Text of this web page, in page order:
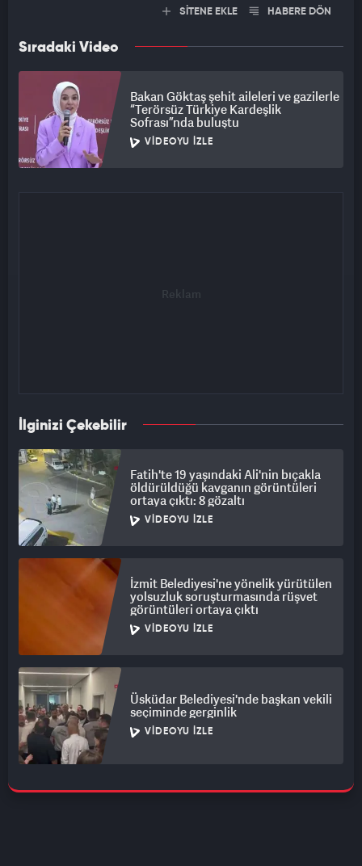
SİTENE EKLE HABERE DÖN
Sıradaki Video
Bakan Göktaş şehit aileleri ve gazilerle
“Terörsüz Türkiye Kardeşlik
Sofrası”nda buluştu
VIDEOYU İZLE
İlginizi Çekebilir
Fatih'te 19 yaşındaki Ali'nin bıçakla
öldürüldüğü kavganın görüntüleri
ortaya çıktı: 8 gözaltı
VIDEOYU İZLE
İzmit Belediyesi'ne yönelik yürütülen
yolsuzluk soruşturmasında rüşvet
görüntüleri ortaya çıktı
VIDEOYU İZLE
Üsküdar Belediyesi'nde başkan vekili
seçiminde gerginlik
VIDEOYU İZLE